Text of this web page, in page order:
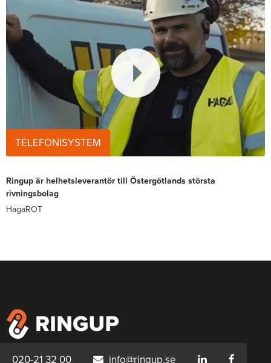
TELEFONISYSTEM
Ringup är helhetsleverantör till Östergötlands största
rivningsbolag
HagaROT
020-21 32 00 info@ringup.se